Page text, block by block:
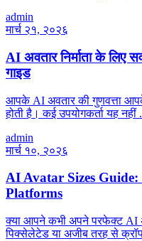
admin
मार्च २१, २०२६
AI अवतार निर्माता के लिए
गाइड
आपके AI अवतार की गुणवत्ता आपके
होती है। कई उपयोगकर्ता यह नहीं
admin
मार्च १०, २०२६
AI Avatar Sizes
Platforms
क्या आपने कभी अपने परफेक्ट AI
पिक्सेलेटेड या अजीब तरह से क्रॉप